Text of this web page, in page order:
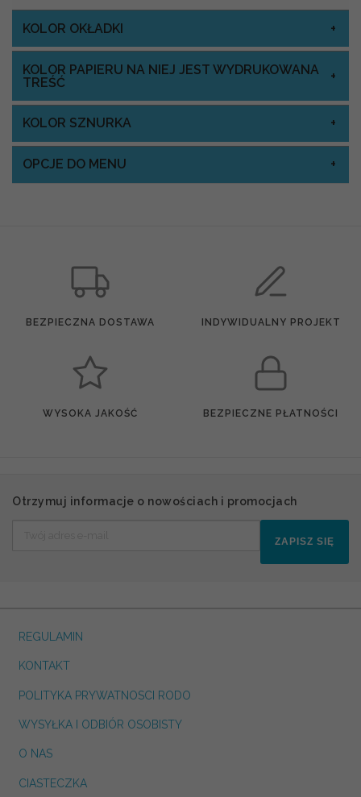
KOLOR OKŁADKI
KOLOR PAPIERU NA NIEJ JEST WYDRUKOWANA
TREŚĆ
KOLOR SZNURKA
OPCJE DO MENU
BEZPIECZNA DOSTAWA INDYWIDUALNY PROJEKT
WYSOKA JAKOŚĆ BEZPIECZNE PŁATNOŚCI
Otrzymuj informacje o nowościach i promocjach
ZAPISZ SIĘ
REGULAMIN
KONTAKT
POLITYKA PRYWATNOSCI RODO
WYSYŁKA I ODBIÓR OSOBISTY
O NAS
CIASTECZKA